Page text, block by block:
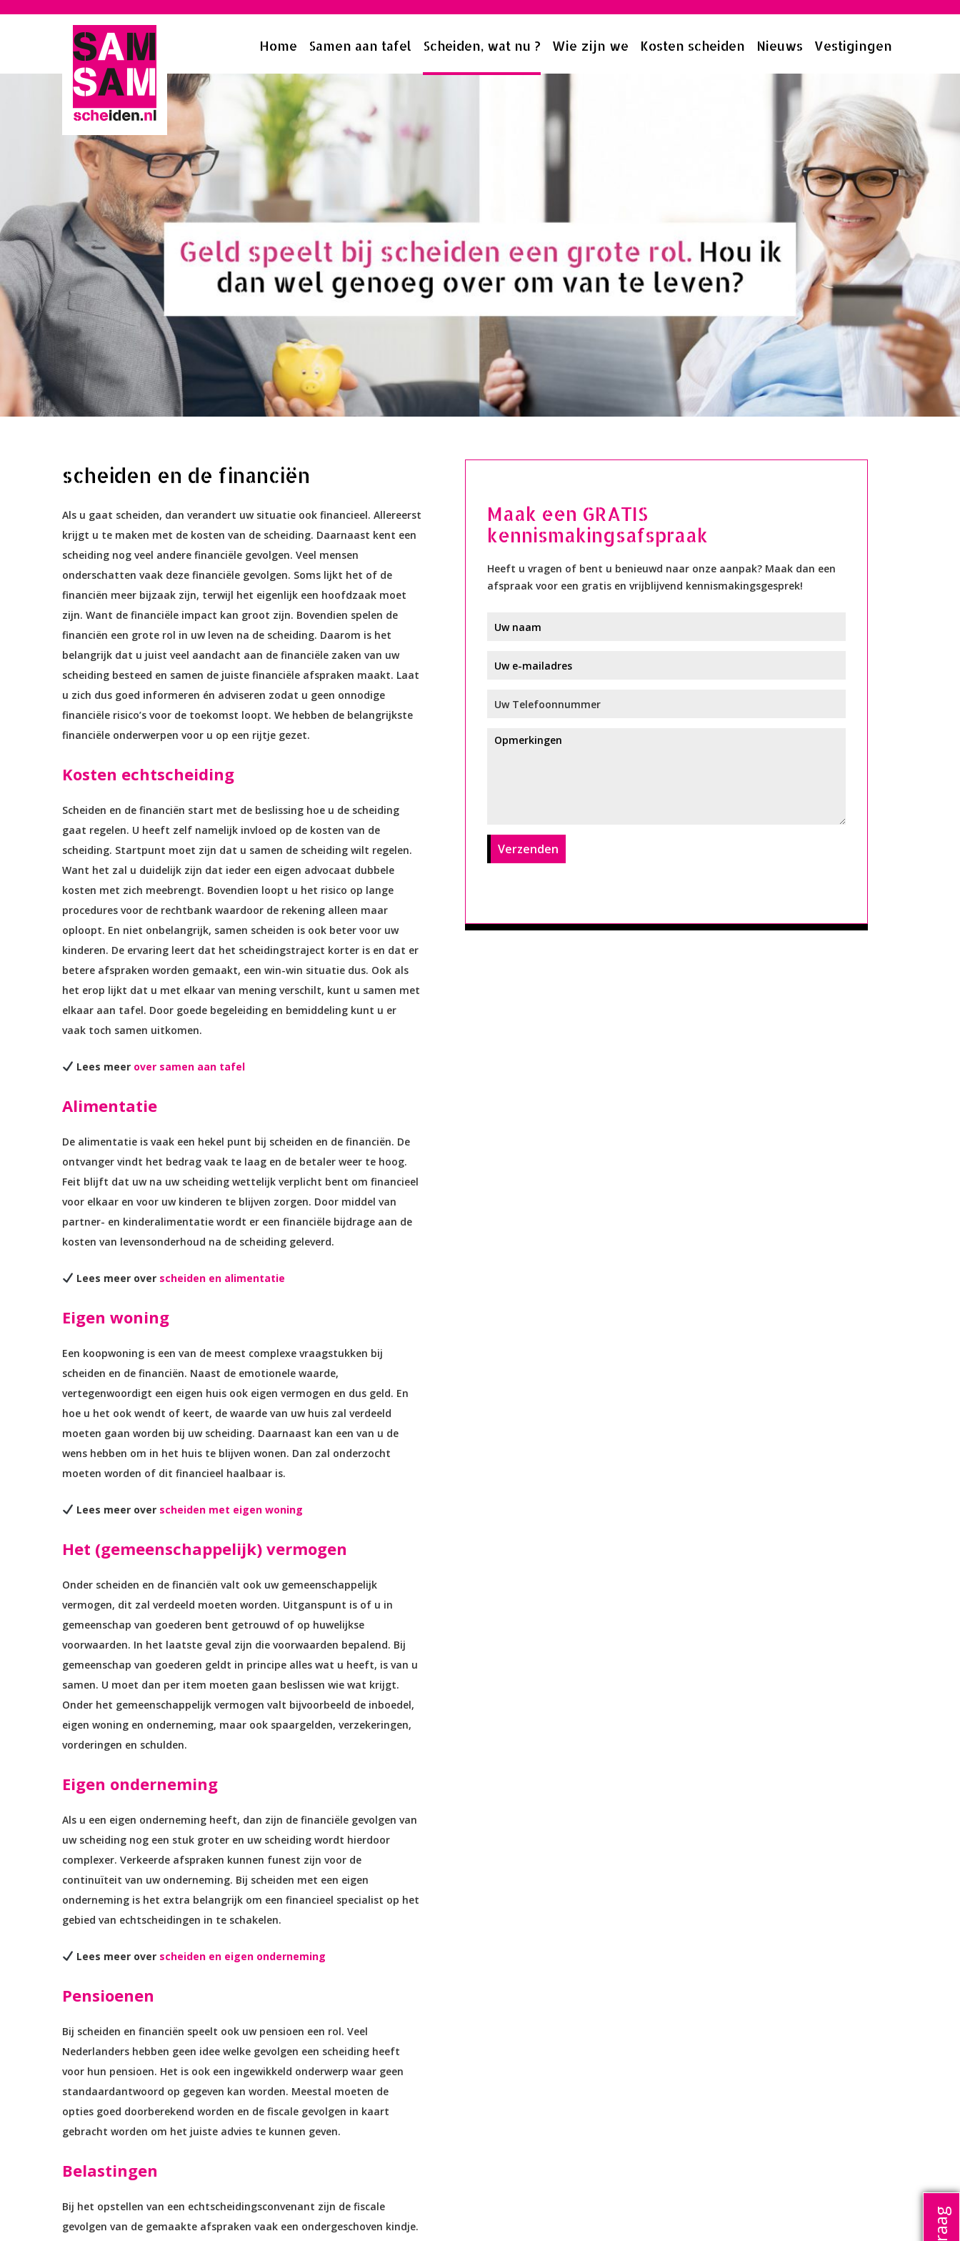
Home Samen aan tafel Scheiden, wat nu ? Wie zijn we Kosten scheiden Nieuws Vestigingen
scheiden en de financiën
Als u gaat scheiden, dan verandert uw situatie ook financieel. Allereerst
krijgt u te maken met de kosten van de scheiding. Daarnaast kent een
scheiding nog veel andere financiële gevolgen. Veel mensen
onderschatten vaak deze financiële gevolgen. Soms lijkt het of de
financiën meer bijzaak zijn, terwijl het eigenlijk een hoofdzaak moet
zijn. Want de financiële impact kan groot zijn. Bovendien spelen de
financiën een grote rol in uw leven na de scheiding. Daarom is het
belangrijk dat u juist veel aandacht aan de financiële zaken van uw
scheiding besteed en samen de juiste financiële afspraken maakt. Laat
u zich dus goed informeren én adviseren zodat u geen onnodige
financiële risico’s voor de toekomst loopt. We hebben de belangrijkste
financiële onderwerpen voor u op een rijtje gezet.
Kosten echtscheiding
Scheiden en de financiën start met de beslissing hoe u de scheiding
gaat regelen. U heeft zelf namelijk invloed op de kosten van de
scheiding. Startpunt moet zijn dat u samen de scheiding wilt regelen.
Want het zal u duidelijk zijn dat ieder een eigen advocaat dubbele
kosten met zich meebrengt. Bovendien loopt u het risico op lange
procedures voor de rechtbank waardoor de rekening alleen maar
oploopt. En niet onbelangrijk, samen scheiden is ook beter voor uw
kinderen. De ervaring leert dat het scheidingstraject korter is en dat er
betere afspraken worden gemaakt, een win-win situatie dus. Ook als
het erop lijkt dat u met elkaar van mening verschilt, kunt u samen met
elkaar aan tafel. Door goede begeleiding en bemiddeling kunt u er
vaak toch samen uitkomen.
Lees meerover samen aan tafel
Alimentatie
De alimentatie is vaak een hekel punt bij scheiden en de financiën. De
ontvanger vindt het bedrag vaak te laag en de betaler weer te hoog.
Feit blijft dat uw na uw scheiding wettelijk verplicht bent om financieel
voor elkaar en voor uw kinderen te blijven zorgen. Door middel van
partner- en kinderalimentatie wordt er een financiële bijdrage aan de
kosten van levensonderhoud na de scheiding geleverd.
Lees meer overscheiden en alimentatie
Eigen woning
Een koopwoning is een van de meest complexe vraagstukken bij
scheiden en de financiën. Naast de emotionele waarde,
vertegenwoordigt een eigen huis ook eigen vermogen en dus geld. En
hoe u het ook wendt of keert, de waarde van uw huis zal verdeeld
moeten gaan worden bij uw scheiding. Daarnaast kan een van u de
wens hebben om in het huis te blijven wonen. Dan zal onderzocht
moeten worden of dit financieel haalbaar is.
Lees meer over scheiden met eigen woning
Het (gemeenschappelijk) vermogen
Onder scheiden en de financiën valt ook uw gemeenschappelijk
vermogen, dit zal verdeeld moeten worden. Uitganspunt is of u in
gemeenschap van goederen bent getrouwd of op huwelijkse
voorwaarden. In het laatste geval zijn die voorwaarden bepalend. Bij
gemeenschap van goederen geldt in principe alles wat u heeft, is van u
samen. U moet dan per item moeten gaan beslissen wie wat krijgt.
Onder het gemeenschappelijk vermogen valt bijvoorbeeld de inboedel,
eigen woning en onderneming, maar ook spaargelden, verzekeringen,
vorderingen en schulden.
Eigen onderneming
Als u een eigen onderneming heeft, dan zijn de financiële gevolgen van
uw scheiding nog een stuk groter en uw scheiding wordt hierdoor
complexer. Verkeerde afspraken kunnen funest zijn voor de
continuïteit van uw onderneming. Bij scheiden met een eigen
onderneming is het extra belangrijk om een financieel specialist op het
gebied van echtscheidingen in te schakelen.
Lees meer overscheiden en eigen onderneming
Pensioenen
Bij scheiden en financiën speelt ook uw pensioen een rol. Veel
Nederlanders hebben geen idee welke gevolgen een scheiding heeft
voor hun pensioen. Het is ook een ingewikkeld onderwerp waar geen
standaardantwoord op gegeven kan worden. Meestal moeten de
opties goed doorberekend worden en de fiscale gevolgen in kaart
gebracht worden om het juiste advies te kunnen geven.
Belastingen
Bij het opstellen van een echtscheidingsconvenant zijn de fiscale
gevolgen van de gemaakte afspraken vaak een ondergeschoven kindje.
Maak een GRATIS
kennismakingsafspraak
Heeft u vragen of bent u benieuwd naar onze aanpak? Maak dan een
afspraak voor een gratis en vrijblijvend kennismakingsgesprek!